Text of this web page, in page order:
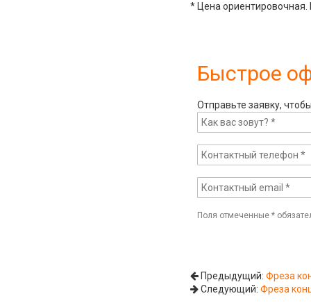
* Цена ориентировочная.
Быстрое
Отправьте заявку,
Поля отмеченные*
Предыдущий:Фреза
Следующий:Фреза